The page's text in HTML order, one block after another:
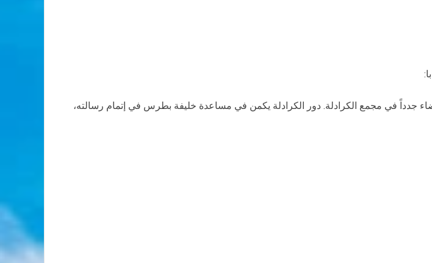
جدداً في مجمع الكرادلة. دور الكرادلة يكمن في مساعدة خليفة بطرس في إتمام رسالته،